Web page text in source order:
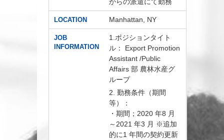
LOCATION Manhattan, NY
JOB
INFORMATION
1.ポジションタイト
ル： Export Promotion
Assistant /Public
Affairs 部 農林水産グ
ループ
2. 勤務条件（期間
等）：
・期間；2020 年8 月
～2021 年3 月 ※追加
的に1 年間の契約更新